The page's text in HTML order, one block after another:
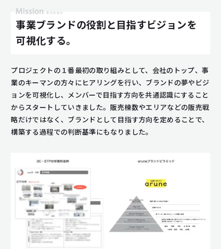
事業ブランドの役割と目指すビジョンを
可視化する。
プロジェクトの１番最初の取り組みとして、会社のトップ、事
業のキーマンの方々にヒアリングを行い、ブランドの夢やビジ
ョンを可視化し、メンバーで目指す方向を共通認識にすること
からスタートしていきました。販売棟数やエリアなどの販売戦
略だけではなく、ブランドとして目指す方向を定めることで、
構築する過程での判断基準にもなりました。